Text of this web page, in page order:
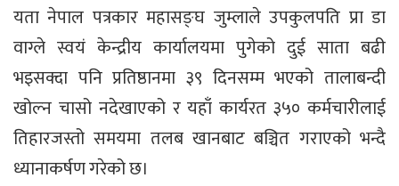
यता नेपाल पत्रकार महासङ्घ जुम्लाले उपकुलपति प्रा डा
वाग्ले स्वयं केन्द्रीय कार्यालयमा पुगेको दुई साता बढी
भइसक्दा पनि प्रतिष्ठानमा ३९ दिनसम्म भएको तालाबन्दी
खोल्न चासो नदेखाएको र यहाँ कार्यरत ३५० कर्मचारीलाई
तिहारजस्तो समयमा तलब खानबाट बञ्चित गराएको भन्दै
ध्यानाकर्षण गरेको छ।